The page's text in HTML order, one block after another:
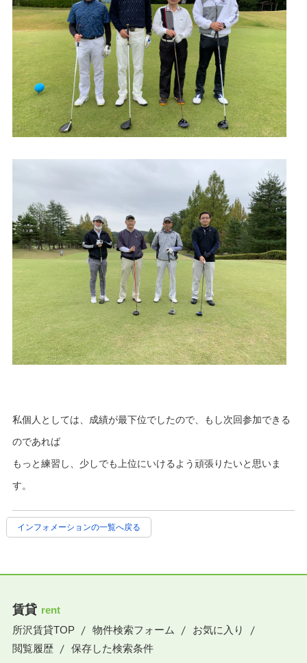
私個人としては、成績が最下位でしたので、もし次回参加できる
のであれば
もっと練習し、少しでも上位にいけるよう頑張りたいと思いま
す。
インフォメーションの一覧へ戻る
賃貸 rent
所沢賃貸TOP
物件検索フォーム
お気に入り
閲覧履歴
保存した検索条件